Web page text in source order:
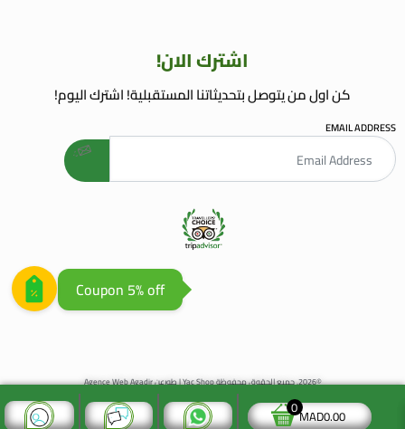
اشترك الان!
كن اول من يتوصل بتحديثاتنا المستقبلية! اشترك اليوم!
EMAIL ADDRESS
©2026. جميع الحقوق محفوظة Yac Shop | طورعن Agence Web Agadir
MAD0.00
0
welcome gift
Coupon 5% off